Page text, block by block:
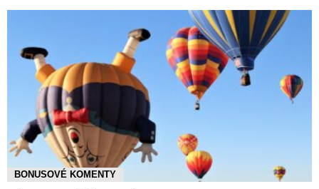
BONUSOVÉ KOMENTY